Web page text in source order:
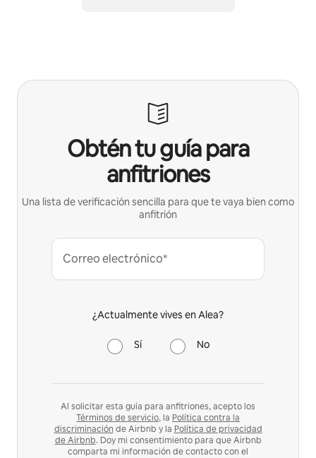
Obtén tu guía para
anfitriones
Una lista de verificación sencilla para que te vaya bien como
anfitrión
Correo electrónico*
¿Actualmente vives en Alea?
Sí No
Al solicitar esta guía para anfitriones, acepto los
Términos de servicio, la Política contra la
discriminación de Airbnb y la Política de privacidad
de Airbnb. Doy mi consentimiento para que Airbnb
comparta mi información de contacto con el